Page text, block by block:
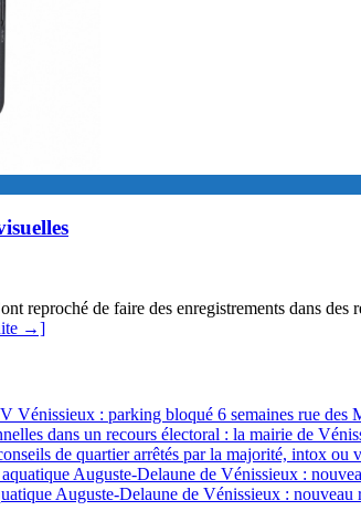
reproché de faire des enregistrements dans
→]
Vénissieux : parking bloqué 6 semaines rue des
dans un recours électoral : la mairie de
de quartier arrêtés par la majorité, intox ou
Auguste-Delaune de Vénissieux :
Auguste-Delaune de Vénissieux : nouveau